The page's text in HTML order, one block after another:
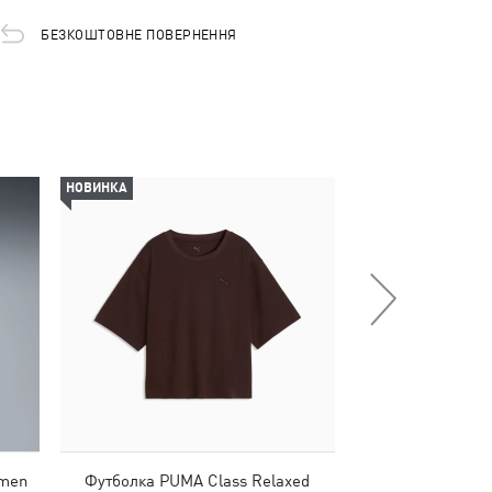
БЕЗКОШТОВНЕ ПОВЕРНЕННЯ
НОВИНКА
Футболка PUMA Class Relaxed